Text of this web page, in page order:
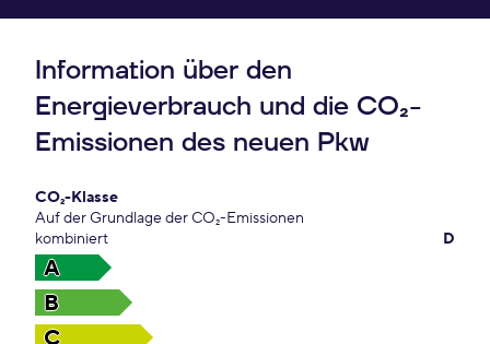
Information über den
Energieverbrauch und die CO₂-
Emissionen des neuen Pkw
CO₂-Klasse
Auf der Grundlage der CO₂-Emissionen
kombiniert
D
A
B